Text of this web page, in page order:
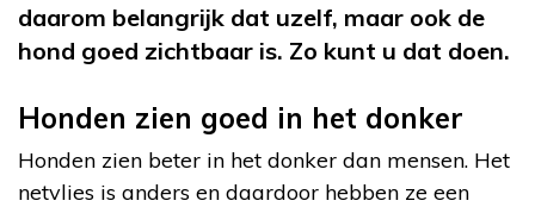
daarom belangrijk dat uzelf, maar ook de
hond goed zichtbaar is. Zo kunt u dat doen.
Honden zien goed in het donker
Honden zien beter in het donker dan mensen. Het
netvlies is anders en daardoor hebben ze een